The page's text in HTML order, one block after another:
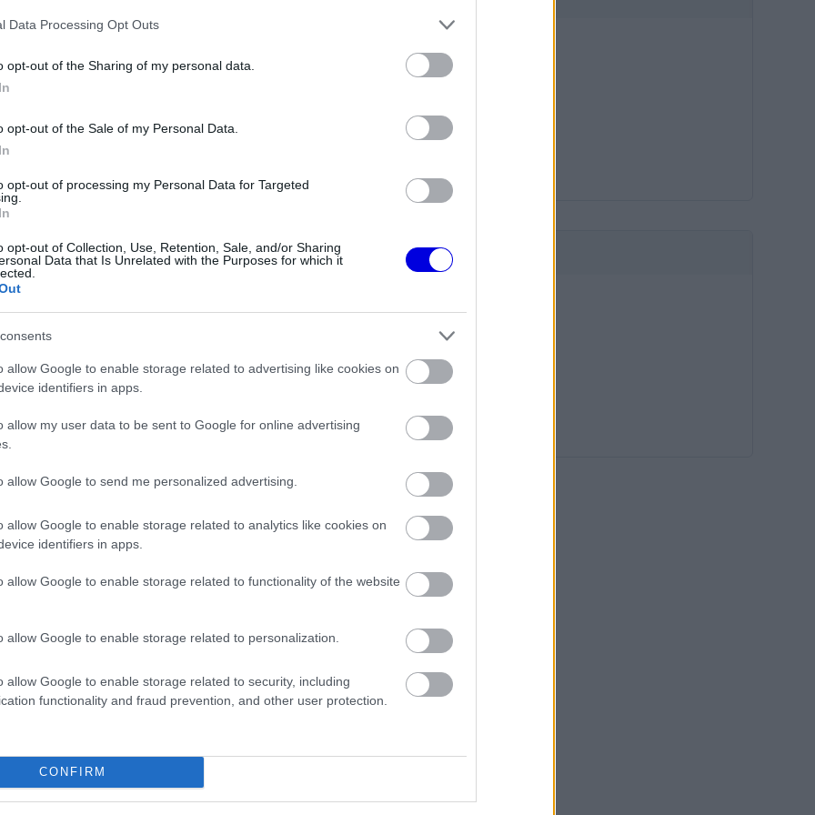
Data Processing Opt Outs
opt-out of the Sharing of my personal data.
opt-out of the Sale of my Personal Data.
opt-out of processing my Personal Data for Targeted
opt-out of Collection, Use, Retention, Sale, and/or Sharing
Data that Is Unrelated with the Purposes for which it
allow Google to enable storage related to advertising like cookies on
identifiers in apps.
allow my user data to be sent to Google for online advertising
allow Google to send me personalized advertising.
allow Google to enable storage related to analytics like cookies on
identifiers in apps.
allow Google to enable storage related to functionality of the website
allow Google to enable storage related to personalization.
allow Google to enable storage related to security, including
functionality and fraud prevention, and other user protection.
CONFIRM
aratta első sikerét, ráadásul rögtön
a barcelonai diadal azóta is különleges
ha azóta világbajnoki címeket és számos
villant a
mindenki ezt
Radikális megoldással előzte
meg a riválisokat az Aston
helyén áll 26 ponttal, miközben
el négy ponttal.